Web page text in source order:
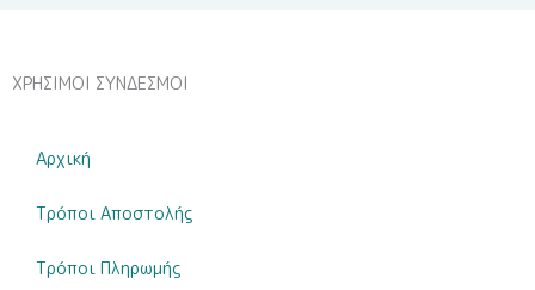
ΧΡΗΣΙΜΟΙ ΣΥΝΔΕΣΜΟΙ
Αρχική
Τρόποι Αποστολής
Τρόποι Πληρωμής